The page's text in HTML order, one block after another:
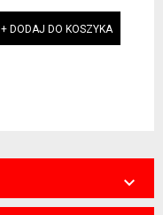
+ DODAJ DO KOSZYKA
